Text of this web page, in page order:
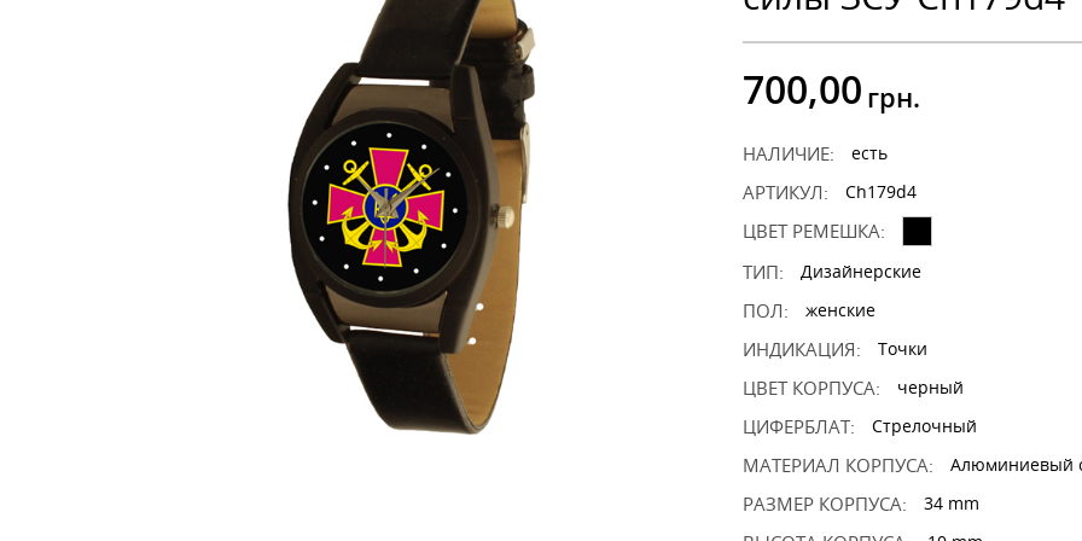
ЧАСЫ
700,00 грн.
НАЛИЧИЕ: есть
АРТИКУЛ: Ch179d4
ЦВЕТ РЕМЕШКА:
ТИП:
Дизайнерские
ПОЛ: женские
ИНДИКАЦИЯ: Точки
ЦВЕТ КОРПУСА: черный
ЦИФЕРБЛАТ: Стрелочный
МАТЕРИАЛ КОРПУСА: Алюминиевый
РАЗМЕР КОРПУСА: 34 mm